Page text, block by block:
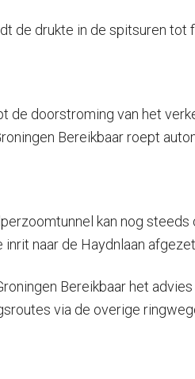
de drukte in de spitsuren tot
de doorstroming van het
Bereikbaar roept
kan nog
naar de Haydnlaan
Bereikbaar het
via de overige